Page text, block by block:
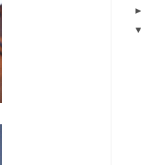
►
▼